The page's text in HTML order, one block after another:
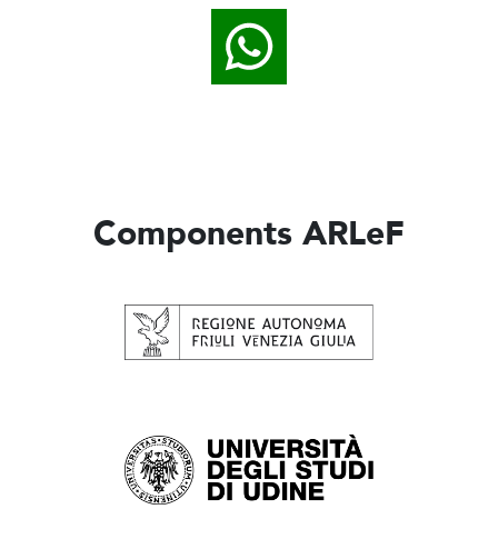
Components ARLeF